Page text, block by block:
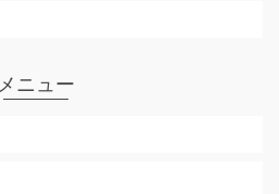
メニュー